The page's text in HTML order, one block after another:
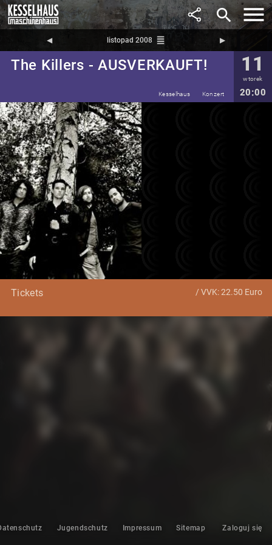
search
◀︎ listopad 2008 reorder ▶︎
The Killers - AUSVERKAUFT! 11
wtorek
20:00
Kesselhaus Konzert
Tickets / VVK: 22.50 Euro
Jugendschutz Impressum Sitemap Zaloguj się